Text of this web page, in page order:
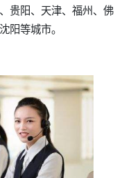
贵阳、天津、福州、佛
阳等城市。